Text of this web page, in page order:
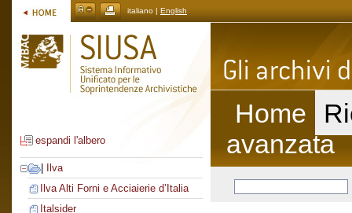
italiano | English
espandi l'albero
Ilva
Ilva Alti Forni e Acciaierie d’Italia
Italsider
Home
avanzata